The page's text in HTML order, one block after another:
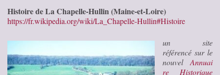
Histoire de La Chapelle-Hullin (Maine-et-Loire)
https://fr.wikipedia.org/wiki/La_Chapelle-Hullin#Histoire
un site
référencé sur le
nouvel Annuai
re Historique